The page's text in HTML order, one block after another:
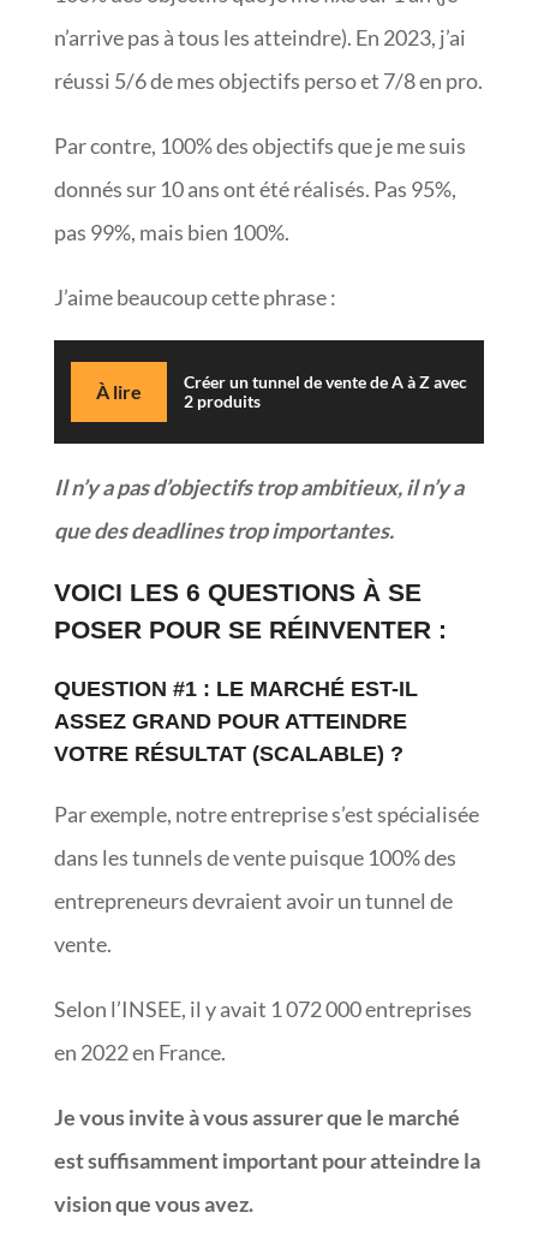
n’arrive pas à tous les atteindre). En 2023, j’ai
réussi 5/6 de mes objectifs perso et 7/8 en pro.
Par contre, 100% des objectifs que je me suis
donnés sur 10 ans ont été réalisés. Pas 95%,
pas 99%, mais bien 100%.
J’aime beaucoup cette phrase :
À lire
Créer un tunnel de vente de A à Z avec
2 produits
Il n’y a pas d’objectifs trop ambitieux, il n’y a
que des deadlines trop importantes.
VOICI LES 6 QUESTIONS À SE
POSER POUR SE RÉINVENTER :
QUESTION #1 : LE MARCHÉ EST-IL
ASSEZ GRAND POUR ATTEINDRE
VOTRE RÉSULTAT (SCALABLE) ?
Par exemple, notre entreprise s’est spécialisée
dans les tunnels de vente puisque 100% des
entrepreneurs devraient avoir un tunnel de
vente.
Selon l’INSEE, il y avait 1 072 000 entreprises
en 2022 en France.
Je vous invite à vous assurer que le marché
est suffisamment important pour atteindre la
vision que vous avez.